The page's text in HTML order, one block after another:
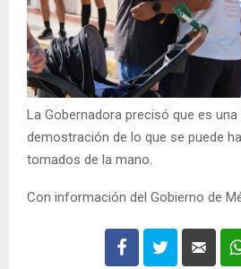
La Gobernadora precisó que es
demostración de lo que se puede
tomados de la mano.
Con información del Gobierno de